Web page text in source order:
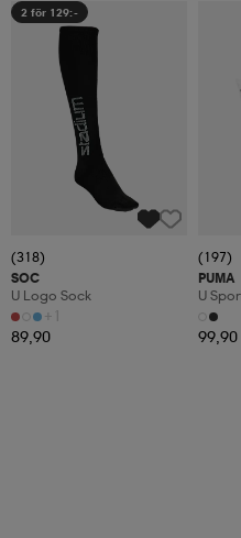
2 för 129:-
(318)
SOC
U Logo Sock
+1
89,90
(197)
PUMA
U
99,90